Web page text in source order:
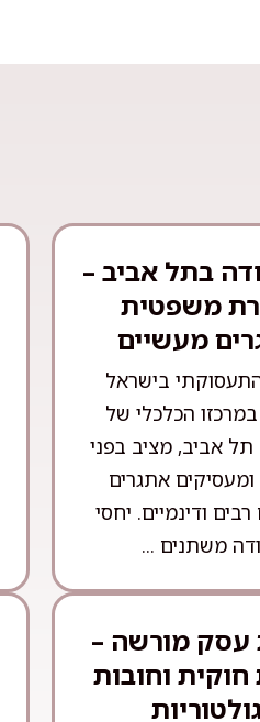
בתל אביב –
משפטית
מעשיים
בישראל
הכלכלי של
תל אביב, מציב בפני
ומעסיקים אתגרים
ודינמיים. יחסי
משתנים ...
עסק מורשה –
וחובות